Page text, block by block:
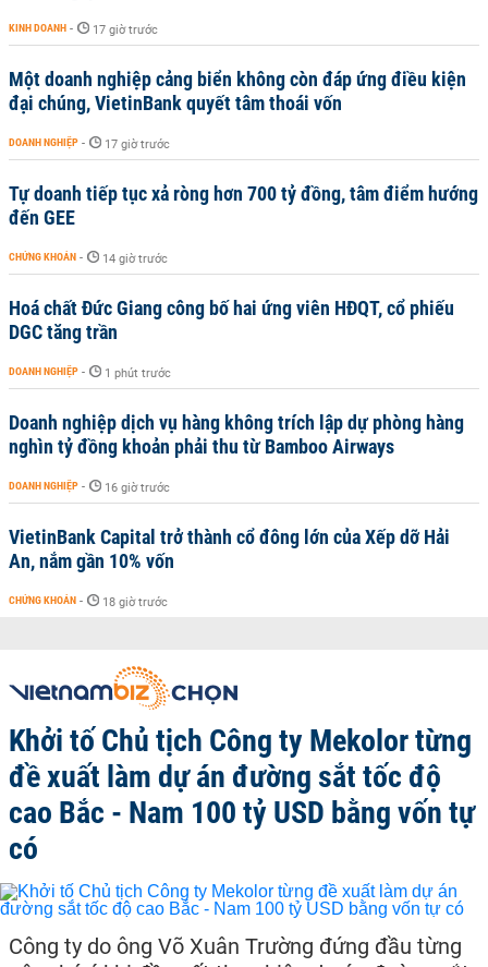
KINH DOANH - 17 giờ trước
Một doanh nghiệp cảng biển không còn đáp ứng điều kiện
đại chúng, VietinBank quyết tâm thoái vốn
DOANH NGHIỆP - 17 giờ trước
Tự doanh tiếp tục xả ròng hơn 700 tỷ đồng, tâm điểm hướng
đến GEE
CHỨNG KHOÁN - 14 giờ trước
Hoá chất Đức Giang công bố hai ứng viên HĐQT, cổ phiếu
DGC tăng trần
DOANH NGHIỆP - 1 phút trước
Doanh nghiệp dịch vụ hàng không trích lập dự phòng hàng
nghìn tỷ đồng khoản phải thu từ Bamboo Airways
DOANH NGHIỆP - 16 giờ trước
VietinBank Capital trở thành cổ đông lớn của Xếp dỡ Hải
An, nắm gần 10% vốn
CHỨNG KHOÁN - 18 giờ trước
Khởi tố Chủ tịch Công ty Mekolor từng
đề xuất làm dự án đường sắt tốc độ
cao Bắc - Nam 100 tỷ USD bằng vốn tự
có
Công ty do ông Võ Xuân Trường đứng đầu từng